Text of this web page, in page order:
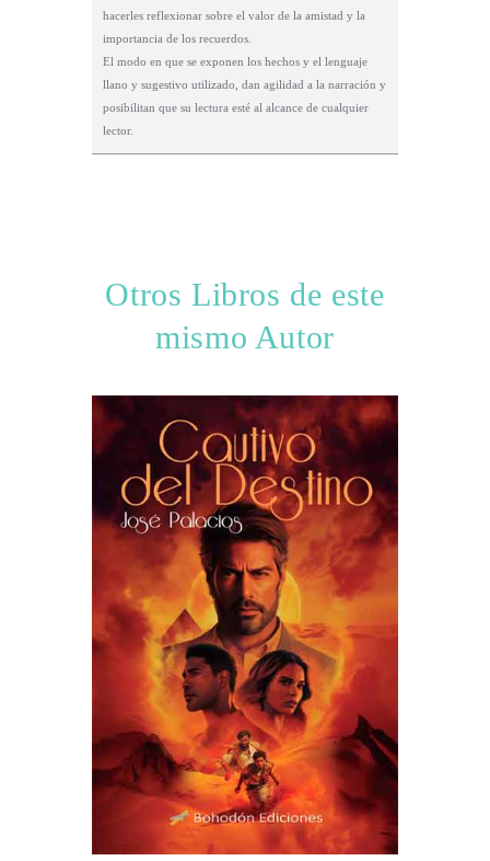
hacerles reflexionar sobre el valor de la amistad y la
importancia de los recuerdos.
El modo en que se exponen los hechos y el lenguaje
llano y sugestivo utilizado, dan agilidad a la narración y
posibilitan que su lectura esté al alcance de cualquier
lector.
Otros Libros de este
mismo Autor